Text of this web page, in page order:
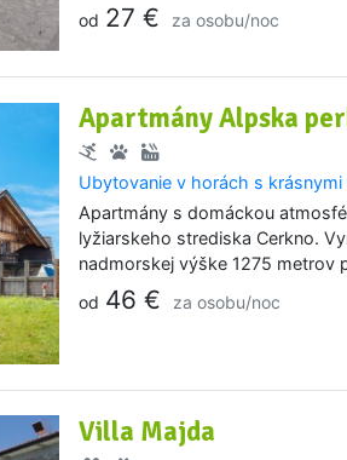
od 27 € za osobu/noc
Apartmány Alpska
Ubytovanie v horách s
Apartmány s domáckou
lyžiarskeho strediska Cerkno.
nadmorskej výške 1275 metrov
od 46 € za osobu/noc
Villa Majda